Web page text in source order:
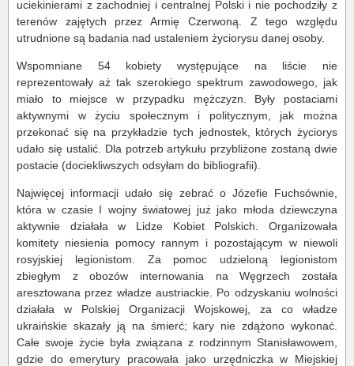
uciekinierami z zachodniej i centralnej Polski i nie pochodziły z
terenów zajętych przez Armię Czerwoną. Z tego względu
utrudnione są badania nad ustaleniem życiorysu danej osoby.
Wspomniane 54 kobiety występujące na liście nie
reprezentowały aż tak szerokiego spektrum zawodowego, jak
miało to miejsce w przypadku mężczyzn. Były postaciami
aktywnymi w życiu społecznym i politycznym, jak można
przekonać się na przykładzie tych jednostek, których życiorys
udało się ustalić. Dla potrzeb artykułu przybliżone zostaną dwie
postacie (dociekliwszych odsyłam do bibliografii).
Najwięcej informacji udało się zebrać o Józefie Fuchsównie,
która w czasie I wojny światowej już jako młoda dziewczyna
aktywnie działała w Lidze Kobiet Polskich. Organizowała
komitety niesienia pomocy rannym i pozostającym w niewoli
rosyjskiej legionistom. Za pomoc udzieloną legionistom
zbiegłym z obozów internowania na Węgrzech została
aresztowana przez władze austriackie. Po odzyskaniu wolności
działała w Polskiej Organizacji Wojskowej, za co władze
ukraińskie skazały ją na śmierć; kary nie zdążono wykonać.
Całe swoje życie była związana z rodzinnym Stanisławowem,
gdzie do emerytury pracowała jako urzędniczka w Miejskiej